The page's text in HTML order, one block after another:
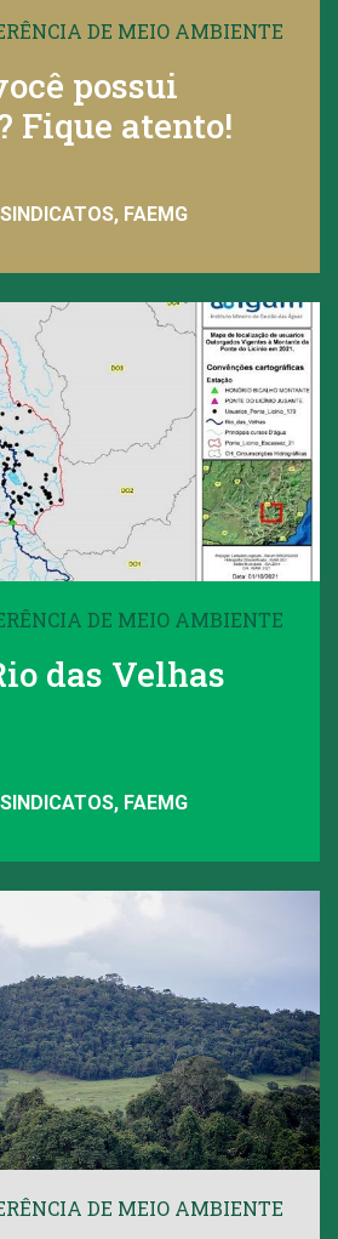
DE MEIO AMBIENTE
possui
Fique atento!
FAEMG
DE MEIO AMBIENTE
das Velhas
FAEMG
DE MEIO AMBIENTE